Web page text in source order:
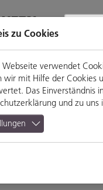
zu Cookies
Webseite verwendet
wir mit Hilfe der Cookies
Das Einverständnis
und zu uns